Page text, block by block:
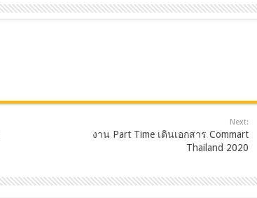
Next:
งาน Part Time เดินเอกสาร Commart
Thailand 2020